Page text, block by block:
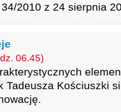
34/2010 z 24 sierpnia
06.45)
Tadeusza Kościuszki